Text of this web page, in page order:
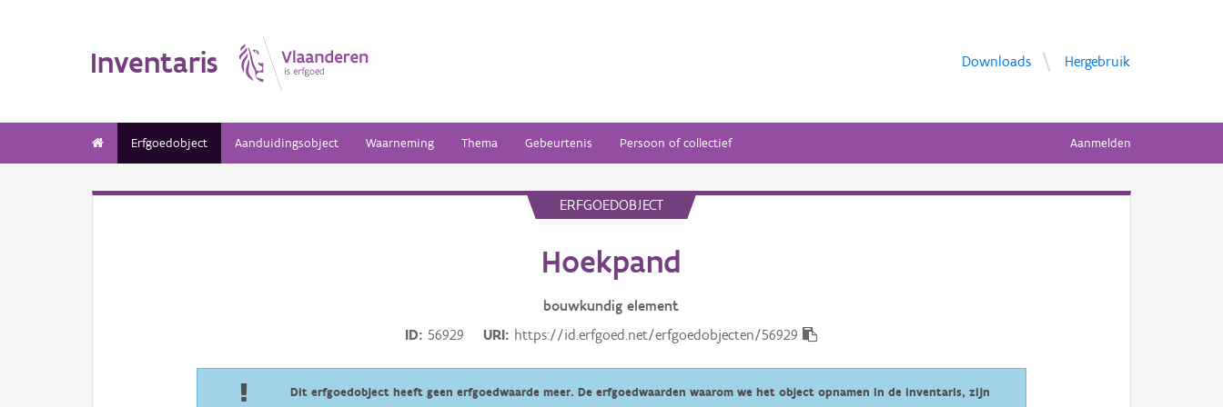
Inventaris Downloads Hergebruik
Erfgoedobject Aanduidingsobject Waarneming Thema Gebeurtenis Persoon of collectief Aanmelden
ERFGOEDOBJECT
Hoekpand
bouwkundig element
ID
56929 URI https://id.erfgoed.net/erfgoedobjecten/56929
Dit erfgoedobject heeft geen erfgoedwaarde meer. De erfgoedwaarden waarom we het object opnamen in de inventaris, zijn